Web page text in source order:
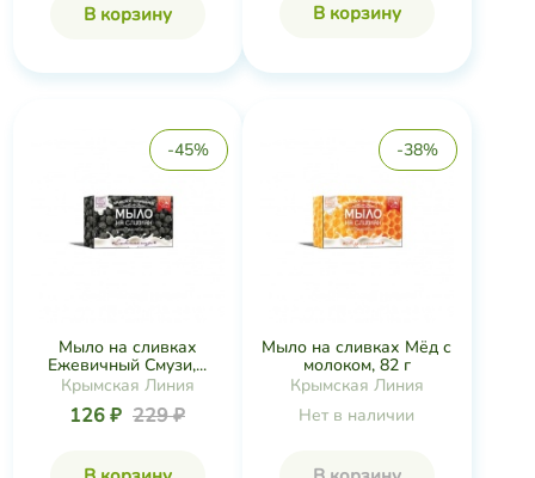
В корзину В корзину
-45%
Мыло на сливках
Ежевичный Смузи,...
Крымская Линия
126 ₽ 229 ₽
-38%
Мыло на сливках Мёд с
молоком, 82 г
Крымская Линия
Нет в наличии